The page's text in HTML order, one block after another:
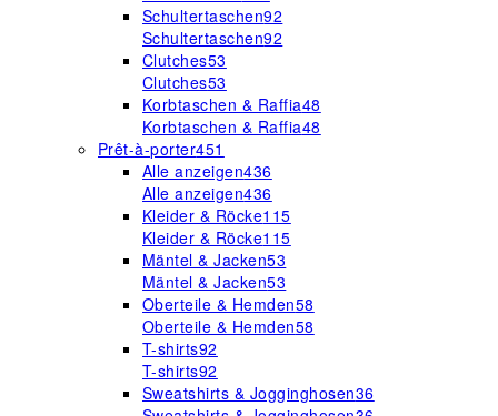
Schultertaschen92
Schultertaschen92
Clutches53
Clutches53
Korbtaschen & Raffia48
Korbtaschen & Raffia48
Prêt-à-porter451
Alle anzeigen436
Alle anzeigen436
Kleider & Röcke115
Kleider & Röcke115
Mäntel & Jacken53
Mäntel & Jacken53
Oberteile & Hemden58
Oberteile & Hemden58
T-shirts92
T-shirts92
Sweatshirts & Jogginghosen36